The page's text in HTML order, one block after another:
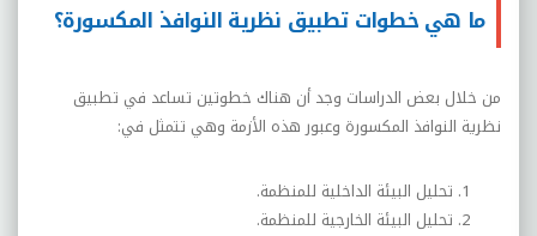
ما هي خطوات تطبيق نظرية النوافذ المكسورة؟
من خلال بعض الدراسات وجد أن هناك خطوتين تساعد في تطبيق
نظرية النوافذ المكسورة وعبور هذه الأزمة وهي تتمثل في:
تحليل البيئة الداخلية للمنظمة.
تحليل البيئة الخارجية للمنظمة.